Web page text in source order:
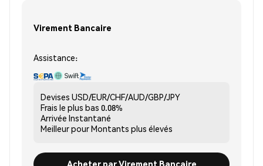
Virement Bancaire
Assistance:
Devises USD/EUR/CHF/AUD/GBP/JPY
Frais le plus bas 0.08%
Arrivée Instantané
Meilleur pourMontants plus élevés
Acheter par Virement Bancaire